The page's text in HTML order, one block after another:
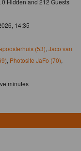
14:35
(53), Jaco van
, Photosite JaFo (70),
minutes